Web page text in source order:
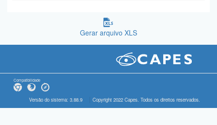
Gerar arquivo XLS
Compatibilidade
Versão do sistema: 3.88.9 Copyright 2022 Capes. Todos os direitos reservados.